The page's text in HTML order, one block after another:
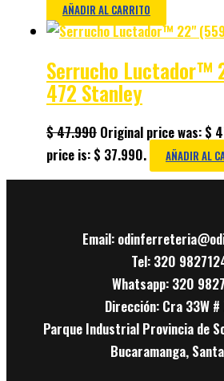
AÑADIR AL CARRITO
Serrucho Luctador™
472 Stanley
$47.990 Original price was: $
price is: $ 37.990.
AÑADIR AL
Email:
Tel: 320
Whatsapp: 320
Dirección: Cra 33W #
Parque Industrial Provincia de
Bucaramanga,